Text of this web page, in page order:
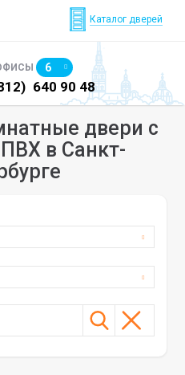
Каталог дверей
6
640 90 48
двери с
в Санкт-